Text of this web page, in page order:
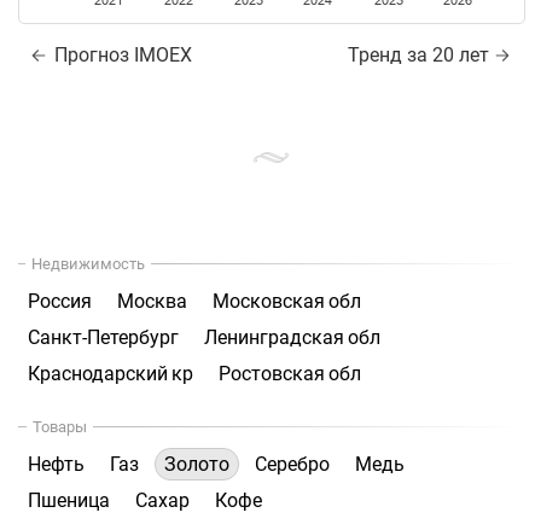
Прогноз IMOEX Тренд за 20 лет
Недвижимость
Россия Москва
Московская обл
Санкт-Петербург
Ленинградская обл
Краснодарский кр
Ростовская обл
Товары
Нефть Газ Золото Серебро
Медь
Пшеница
Сахар Кофе